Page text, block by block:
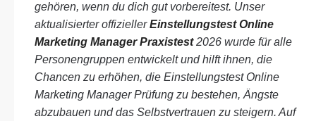
gehören, wenn du dich gut vorbereitest. Unser
aktualisierter offiziellerEinstellungstest Online
Marketing Manager Praxistest2026 wurde für alle
Personengruppen entwickelt und hilft ihnen, die
Chancen zu erhöhen, die Einstellungstest Online
Marketing Manager Prüfung zu bestehen, Ängste
abzubauen und das Selbstvertrauen zu steigern. Auf